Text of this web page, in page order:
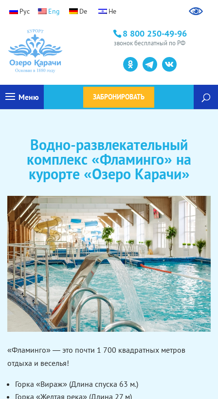
8 800 250-49-96
звонок бесплатный по РФ
ЗАБРОНИРОВАТЬ
Меню
Водно-развлекательный
комплекс «Фламинго» на
курорте «Озеро Карачи»
«Фламинго» — это почти 1 700 квадратных метров
отдыха и веселья!
Горка «Вираж» (Длина спуска 63 м.)
Горка «Желтая река» (Длина 27 м)
Ранний заезд / поздний выезд
Уважаемые гости, доступна услуга ранний заезд /
поздний выезд
Узнать подробности